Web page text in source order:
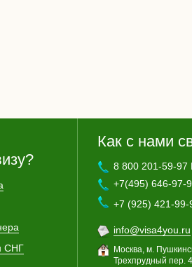
СНГ
Как с нами
8 800 201-59-97
+7(495) 646-97-
+7 (925) 421-99-
info@visa4you.ru
Москва, м.
Трехпрудный пер.